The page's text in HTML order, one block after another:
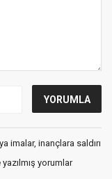
imalar, inançlara saldırı
yorumlar